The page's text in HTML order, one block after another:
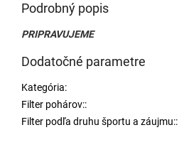
Podrobný popis
PRIPRAVUJEME
Dodatočné parametre
Kategória:
Filter pohárov::
Filter podľa druhu športu a záujmu::